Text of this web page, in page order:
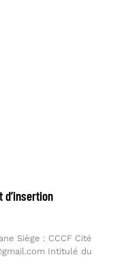
d’insertion
Siège : CCCF Cité
Intitulé du